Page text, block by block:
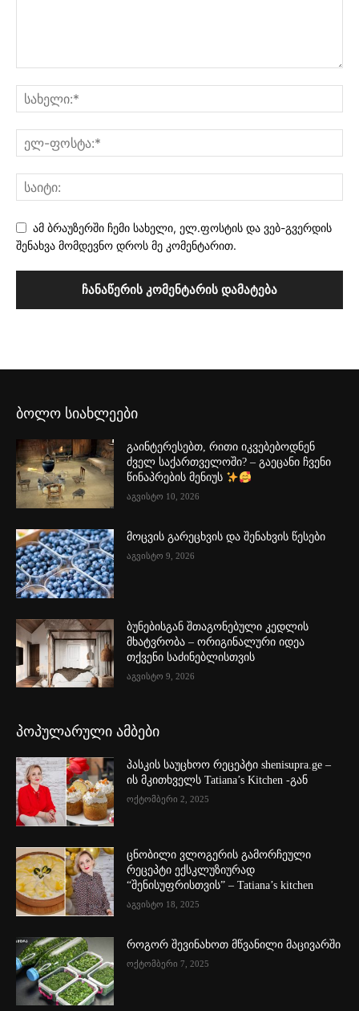
ამ ბრაუზერში ჩემი სახელი, ელ.ფოსტის და ვებ-გვერდის
შენახვა მომდევნო დროს მე კომენტარით.
ბოლო სიახლეები
გაინტერესებთ, რითი იკვებებოდნენ
ძველ საქართველოში? – გაეცანი ჩვენი
წინაპრების მენიუს
აგვისტო 10, 2026
მოცვის გარეცხვის და შენახვის წესები
აგვისტო 9, 2026
ბუნებისგან შთაგონებული კედლის
მხატვრობა – ორიგინალური იდეა
თქვენი საძინებლისთვის
აგვისტო 9, 2026
პოპულარული ამბები
პასკის საუცხოო რეცეპტი shenisupra.ge –
ის მკითხველს Tatiana’s Kitchen -გან
ოქტომბერი 2, 2025
ცნობილი ვლოგერის გამორჩეული
რეცეპტი ექსკლუზიურად
“შენისუფრისთვის” – Tatiana’s kitchen
აგვისტო 18, 2025
როგორ შევინახოთ მწვანილი მაცივარში
ოქტომბერი 7, 2025